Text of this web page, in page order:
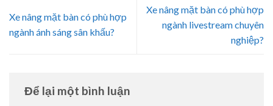
Xe nâng mặt bàn có phù hợp
ngành ánh sáng sân khấu?
Xe nâng mặt bàn có phù hợp
ngành livestream chuyên
nghiệp?
Để lại một bình luận